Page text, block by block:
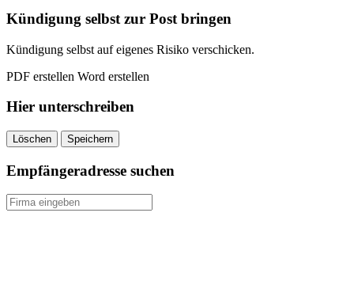
quantity
Kündigung selbst zur Post bringen
Kündigung selbst auf eigenes Risiko verschicken.
PDF erstellen Word erstellen
Hier unterschreiben
Löschen Speichern
Empfängeradresse suchen